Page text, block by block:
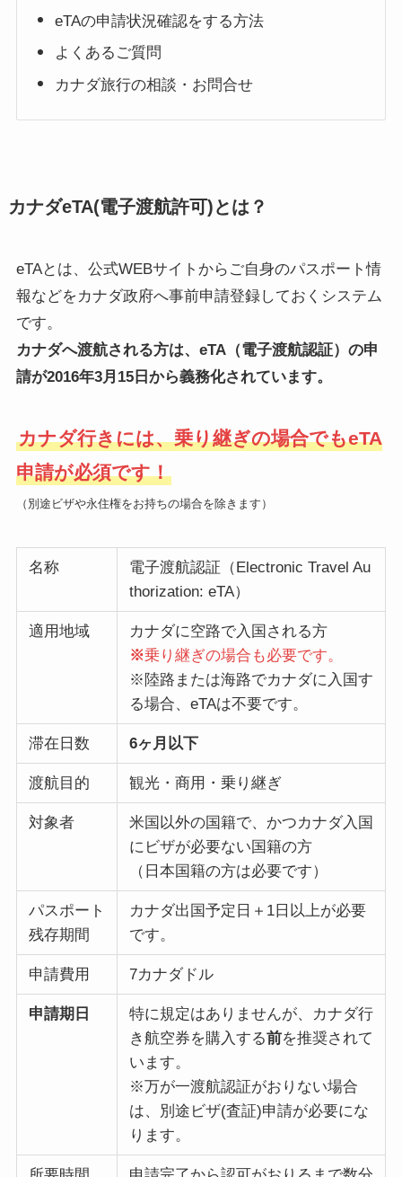
eTAの申請状況確認をする方法
よくあるご質問
カナダ旅行の相談・お問合せ
カナダeTA(電子渡航許可)とは？
eTAとは、公式WEBサイトからご自身のパスポート情
報などをカナダ政府へ事前申請登録しておくシステム
です。
カナダへ渡航される方は、eTA（電子渡航認証）の申
請が2016年3月15日から義務化されています。
カナダ行きには、乗り継ぎの場合でもeTA
申請が必須です！
（別途ビザや永住権をお持ちの場合を除きます）
名称
電子渡航認証（Electronic Travel Au
thorization: eTA）
適用地域
カナダに空路で入国される方
※乗り継ぎの場合も必要です。
※陸路または海路でカナダに入国す
る場合、eTAは不要です。
滞在日数 6ヶ月以下
渡航目的 観光・商用・乗り継ぎ
対象者
米国以外の国籍で、かつカナダ入国
にビザが必要ない国籍の方
（日本国籍の方は必要です）
パスポート
残存期間
カナダ出国予定日＋1日以上が必要
です。
申請費用 7カナダドル
申請期日
特に規定はありませんが、カナダ行
き航空券を購入する前を推奨されて
います。
※万が一渡航認証がおりない場合
は、別途ビザ(査証)申請が必要にな
ります。